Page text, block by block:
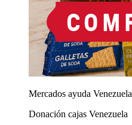
Mercados ayuda Venezuela
Donación cajas Venezuela